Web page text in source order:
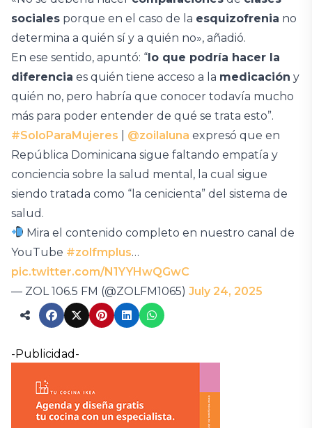
sociales porque en el caso de la esquizofrenia no
determina a quién sí y a quién no», añadió.
En ese sentido, apuntó: “lo que podría hacer la
diferencia es quién tiene acceso a la medicación y
quién no, pero habría que conocer todavía mucho
más para poder entender de qué se trata esto”.
#SoloParaMujeres
@zoilaluna expresó que en
República Dominicana sigue faltando empatía y
conciencia sobre la salud mental, la cual sigue
siendo tratada como “la cenicienta” del sistema de
salud.
Mira el contenido completo en nuestro canal de
YouTube #zolfmplus…
pic.twitter.com/N1YYHwQGwC
— ZOL 106.5 FM (@ZOLFM1065) July 24, 2025
-Publicidad-